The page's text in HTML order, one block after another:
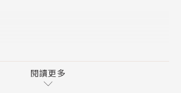
閱讀更多